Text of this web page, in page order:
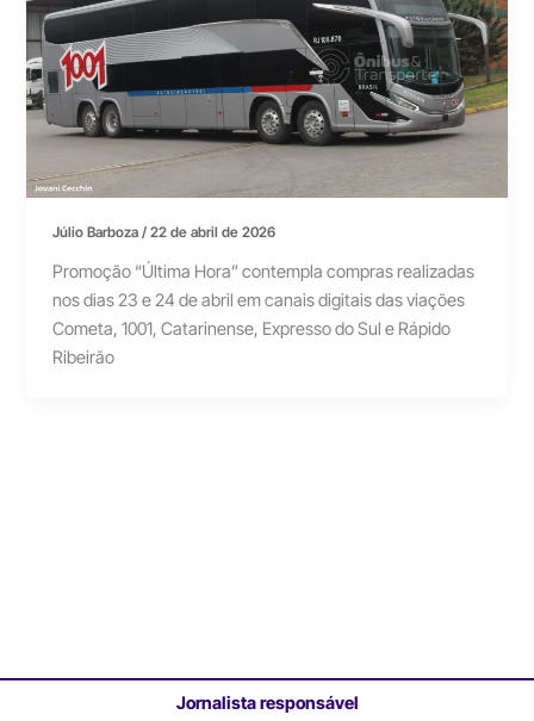
Júlio Barboza/22 de abril de 2026
Promoção “Última Hora” contempla compras realizadas
nos dias 23 e 24 de abril em canais digitais das viações
Cometa, 1001, Catarinense, Expresso do Sul e Rápido
Ribeirão
Jornalista responsável